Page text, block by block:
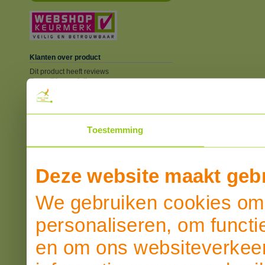
Toestemming
Deze website maakt
We gebruiken cookies
personaliseren, om
en om ons
Klanten over product
Dit product heeft reviews
Overall beoordeling
SCHRIJF EEN REVIEW